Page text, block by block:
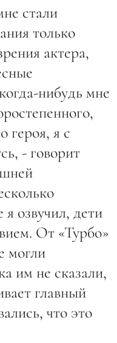
стали
только
актера,
нибудь мне
героя, я с
- говорит
озвучил, дети
От «Турбо»
могли
им не сказали,
главный
что это